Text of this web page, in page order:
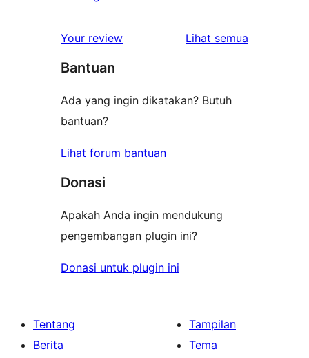
1-
Your review Lihat semua
Bantuan
Ada yang ingin dikatakan? Butuh
bantuan?
Lihat forum bantuan
Donasi
Apakah Anda ingin mendukung
pengembangan plugin ini?
Donasi untuk plugin ini
Tentang
Berita
Tampilan
Tema